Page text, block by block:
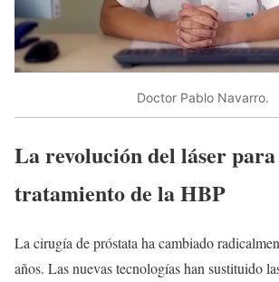
Doctor Pablo Navarro.
La revolución del láser
tratamiento de la HBP
La cirugía de próstata ha cambiado
años. Las nuevas tecnologías han sustituido